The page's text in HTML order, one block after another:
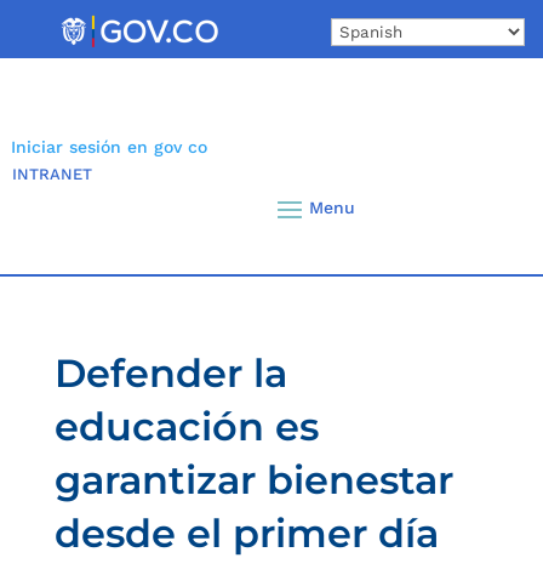
Iniciar sesión en gov co
INTRANET
Defender la
educación es
garantizar bienestar
desde el primer día